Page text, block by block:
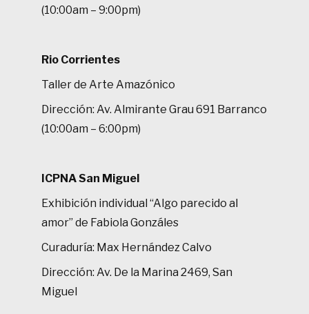
(10:00am – 9:00pm)
Rio Corrientes
Taller de Arte Amazónico
Dirección: Av. Almirante Grau 691 Barranco
(10:00am – 6:00pm)
ICPNA San Miguel
Exhibición individual “Algo parecido al
amor” de Fabiola Gonzáles
Curaduría: Max Hernández Calvo
Dirección: Av. De la Marina 2469, San
Miguel